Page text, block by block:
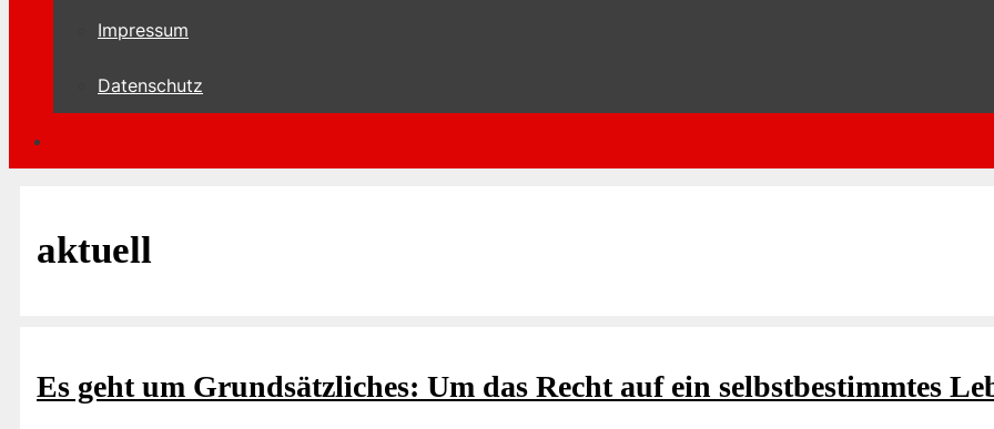
Impressum
Datenschutz
aktuell
Es geht um Grundsätzliches: Um das Recht auf ein selbstbestimmtes